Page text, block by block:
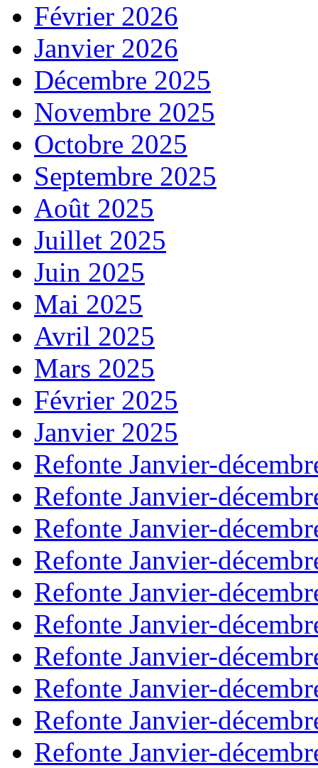
Février 2026
Janvier 2026
Décembre 2025
Novembre 2025
Octobre 2025
Septembre 2025
Août 2025
Juillet 2025
Juin 2025
Mai 2025
Avril 2025
Mars 2025
Février 2025
Janvier 2025
Refonte Janvier-
Refonte Janvier-
Refonte Janvier-
Refonte Janvier-
Refonte Janvier-
Refonte Janvier-
Refonte Janvier-
Refonte Janvier-
Refonte Janvier-
Refonte Janvier-